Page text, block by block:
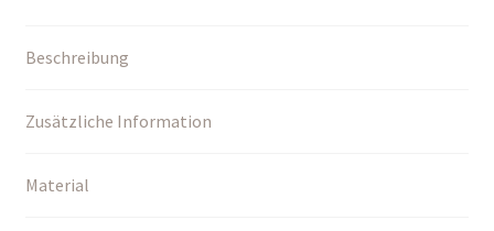
Beschreibung
Zusätzliche Information
Material